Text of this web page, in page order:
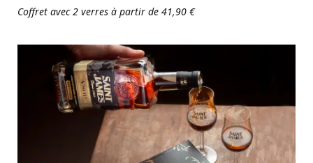
Coffret avec 2 verres à partir de 41,90 €